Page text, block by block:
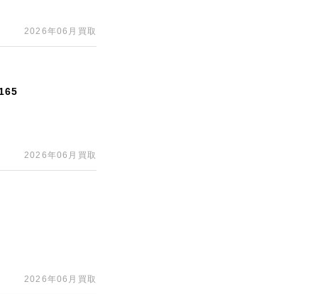
2026年06月買取
2026年06月買取
2026年06月買取